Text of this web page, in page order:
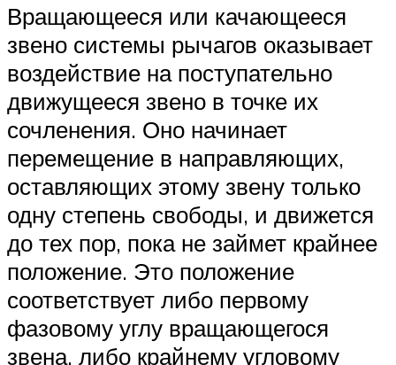
Вращающееся или качающееся
звено системы рычагов оказывает
воздействие на поступательно
движущееся звено в точке их
сочленения. Оно начинает
перемещение в направляющих,
оставляющих этому звену только
одну степень свободы, и движется
до тех пор, пока не займет крайнее
положение. Это положение
соответствует либо первому
фазовому углу вращающегося
звена, либо крайнему угловому